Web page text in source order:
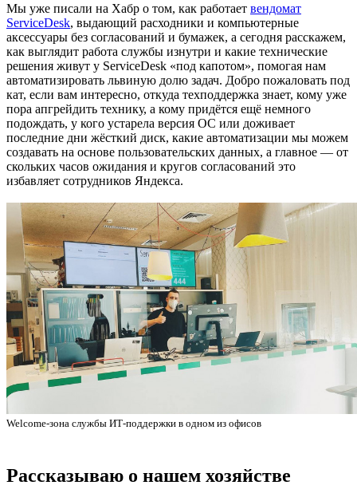
Мы уже писали на Хабр о том, как работает вендомат
ServiceDesk, выдающий расходники и компьютерные
аксессуары без согласований и бумажек, а сегодня расскажем,
как выглядит работа службы изнутри и какие технические
решения живут у ServiceDesk «под капотом», помогая нам
автоматизировать львиную долю задач. Добро пожаловать под
кат, если вам интересно, откуда техподдержка знает, кому уже
пора апгрейдить технику, а кому придётся ещё немного
подождать, у кого устарела версия ОС или доживает
последние дни жёсткий диск, какие автоматизации мы можем
создавать на основе пользовательских данных, а главное — от
скольких часов ожидания и кругов согласований это
избавляет сотрудников Яндекса.
Welcome-зона службы ИТ-поддержки в одном из офисов
Рассказываю о нашем хозяйстве